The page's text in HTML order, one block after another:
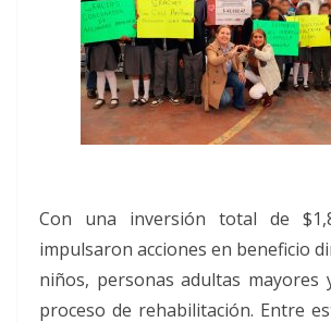
Con una inversión total de
impulsaron acciones en beneficio
niños, personas adultas mayores
proceso de rehabilitación. Entre